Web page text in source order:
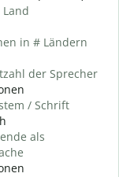
in # Ländern
der Sprecher
/ Schrift
als